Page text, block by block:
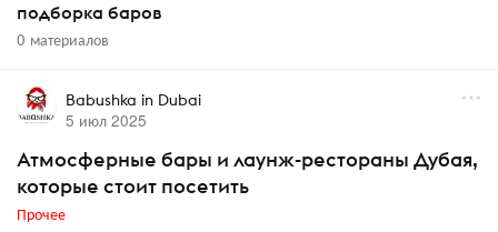
подборка баров
0 материалов
Babushka in Dubai
5 июл 2025
Атмосферные бары и лаунж-рестораны Дубая,
которые стоит посетить
Прочее